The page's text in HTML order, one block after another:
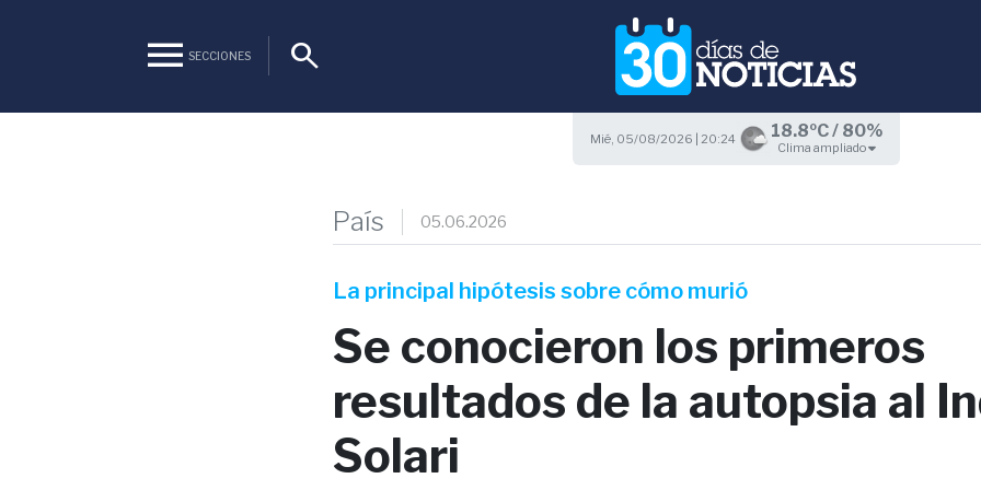
menu SECCIONES search
Mié, 05/08/2026 | 20:24 18.8ºC / 80%
Clima ampliado
País 05.06.2026
La principal hipótesis sobre cómo murió
Se conocieron los primeros
resultados de la autopsia al
Solari